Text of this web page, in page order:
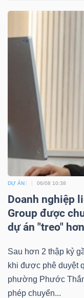
DỰ ÁN 06/08 10:38
Doanh nghiệp
Group được
dự án "treo"
Sau hơn 2 thập kỷ
khi được phê duyệt
phường Phước
phép chuyển...